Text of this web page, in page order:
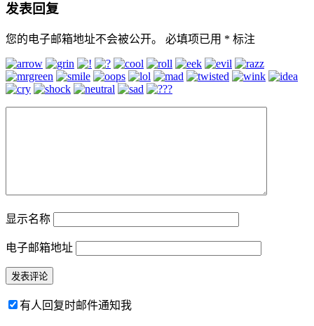
发表回复
您的电子邮箱地址不会被公开。 必填项已用 * 标注
显示名称
电子邮箱地址
有人回复时邮件通知我